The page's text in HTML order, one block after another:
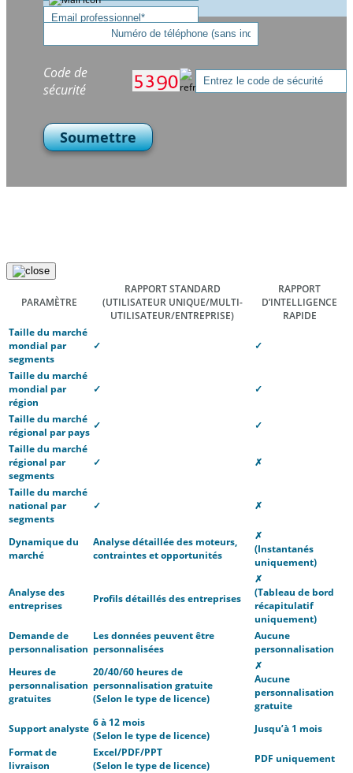
Code de
sécurité
Soumettre
PARAMÈTRE
RAPPORT STANDARD
(UTILISATEUR UNIQUE/MULTI-
UTILISATEUR/ENTREPRISE)
RAPPORT
D’INTELLIGENCE
RAPIDE
Taille du marché
mondial par
segments
✓ ✓
Taille du marché
mondial par
région
✓ ✓
Taille du marché
régional par pays
✓
✓
Taille du marché
régional par
segments
✓ ✗
Taille du marché
national par
segments
✓ ✗
Dynamique du
marché
Analyse détaillée des moteurs,
contraintes et opportunités
✗
(Instantanés
uniquement)
Analyse des
entreprises
Profils détaillés des entreprises
✗
(Tableau de bord
récapitulatif
uniquement)
Demande de
personnalisation
Les données peuvent être
personnalisées
Aucune
personnalisation
Heures de
personnalisation
gratuites
20/40/60 heures de
personnalisation gratuite
(Selon le type de licence)
✗
Aucune
personnalisation
gratuite
Support analyste 6 à 12 mois
(Selon le type de licence)
Jusqu’à 1 mois
Format de
livraison
Excel/PDF/PPT
(Selon le type de licence)
PDF uniquement